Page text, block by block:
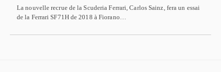
La nouvelle recrue de la Scuderia Ferrari, Carlos Sainz, fera un essai
de la Ferrari SF71H de 2018 à Fiorano…